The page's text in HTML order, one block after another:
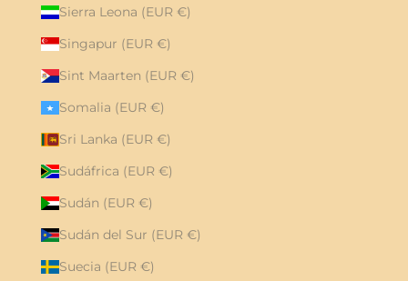
Sierra Leona (EUR €)
Singapur (EUR €)
Sint Maarten (EUR €)
Somalia (EUR €)
Sri Lanka (EUR €)
Sudáfrica (EUR €)
Sudán (EUR €)
Sudán del Sur (EUR €)
Suecia (EUR €)